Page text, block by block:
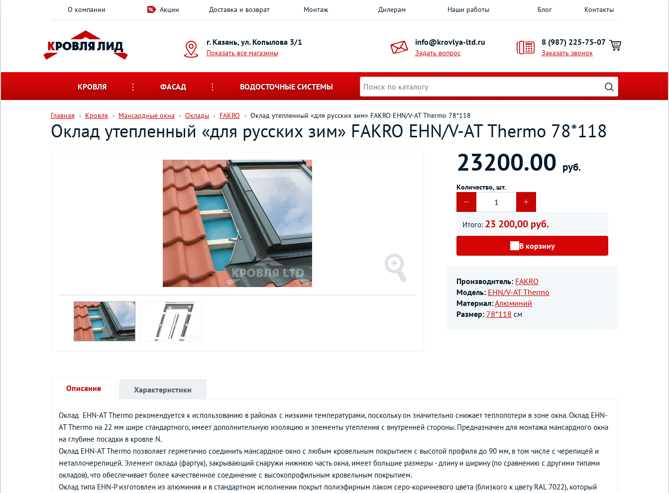
О компании Акции Доставка и возврат Монтаж Дилерам Наши работы Блог Контакты
г. Казань, ул. Копылова 3/1
Показать все магазины
info@krovlya-ltd.ru
Задать вопрос
8 (987) 225-75-07
Заказать звонок
КРОВЛЯ ФАСАД ВОДОСТОЧНЫЕ СИСТЕМЫ
Главная Кровля Мансардные окна Оклады FAKRO Оклад утепленный «для русских зим» FAKRO EHN/V-AT Thermo 78*118
Оклад утепленный «для русских зим» FAKRO EHN/V-AT Thermo 78*118
23200.00 руб.
Количество, шт.
Итого: 23 200,00 руб.
В корзину
Производитель: FAKRO
Модель: EHN/V-AT Thermo
Материал:Алюминий
Размер: 78*118 см
Описание
Оклад EHN-AT Thermo рекомендуется к использованию в районах с низкими температурами, поскольку он значительно снижает теплопотери в зоне окна. Оклад EHN-
AT Thermo на 22 мм шире стандартного, имеет дополнительную изоляцию и элементы утепления с внутренней стороны. Предназначен для монтажа мансардного окна
на глубине посадки в кровле N.
Оклад EHN-AT Thermo позволяет герметично соединить мансардное окно с любым кровельным покрытием с высотой профиля до 90 мм, в том числе с черепицей и
металлочерепицей. Элемент оклада (фартук), закрывающий снаружи нижнюю часть окна, имеет большие размеры - длину и ширину (по сравнению с другими типами
окладов), что обеспечивает более качественное соединение с высокопрофильным кровельным покрытием.
Оклад типа EHN-P изготовлен из алюминия и в стандартном исполнении покрыт полиэфирным лаком серо-коричневого цвета (близкого к цвету RAL 7022), который
Характеристики